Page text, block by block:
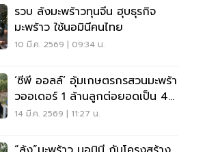
รวบ ล้งมะพร้าวทุนจีน ฮุบธุรกิจ
มะพร้าว ใช้นอมินีคนไทย
10 มี.ค. 2569 | 09:34 น.
‘ซีพี ออลล์’ อุ้มเกษตรกรสวนมะพร้า
วออเดอร์ 1 ล้านลูกต่อยอดเป็น 40
เมนูขายใน 7-11
14 มี.ค. 2569 | 11:27 น.